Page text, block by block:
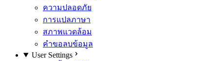
ความปลอดภัย
การแปลภาษา
สภาพแวดล้อม
คำขอลบข้อมูล
User Settings